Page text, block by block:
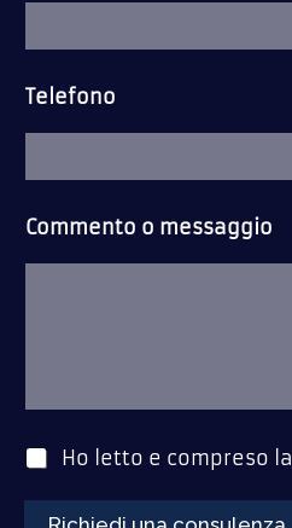
Telefono
Commento o messaggio
P
l
Ho letto e compreso la